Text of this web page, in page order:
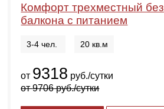
Комфорт трехместный без
балкона с питанием
3-4 чел. 20 кв.м
от 9318 руб./сутки
от9706руб./сутки